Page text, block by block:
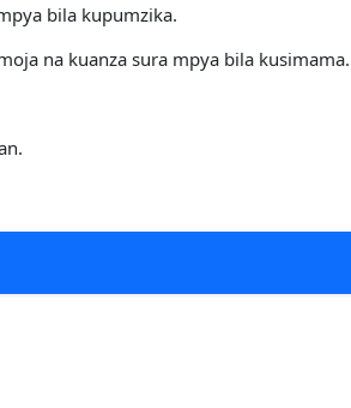
bila kupumzika.
na kuanza sura mpya bila kusimama.